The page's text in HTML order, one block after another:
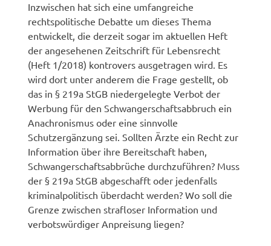
Inzwischen hat sich eine umfangreiche
rechtspolitische Debatte um dieses Thema
entwickelt, die derzeit sogar im aktuellen Heft
der angesehenen Zeitschrift für Lebensrecht
(Heft 1/2018) kontrovers ausgetragen wird. Es
wird dort unter anderem die Frage gestellt, ob
das in § 219a StGB niedergelegte Verbot der
Werbung für den Schwangerschaftsabbruch ein
Anachronismus oder eine sinnvolle
Schutzergänzung sei. Sollten Ärzte ein Recht zur
Information über ihre Bereitschaft haben,
Schwangerschaftsabbrüche durchzuführen? Muss
der § 219a StGB abgeschafft oder jedenfalls
kriminalpolitisch überdacht werden? Wo soll die
Grenze zwischen strafloser Information und
verbotswürdiger Anpreisung liegen?